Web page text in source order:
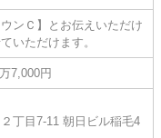
ンＣ】とお伝えいただけ
いただけます。
7,000円
丁目7-11 朝日ビル稲毛4